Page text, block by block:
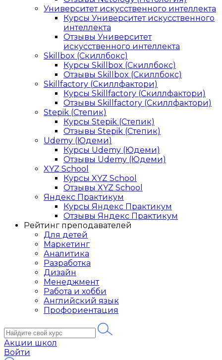
Университет искусственного интеллекта
Курсы Университет искусственного
интеллекта
Отзывы Университет
искусственного интеллекта
Skillbox (Скиллбокс)
Курсы Skillbox (Скиллбокс)
Отзывы Skillbox (Скиллбокс)
Skillfactory (Скиллфактори)
Курсы Skillfactory (Скиллфактори)
Отзывы Skillfactory (Скиллфактори)
Stepik (Степик)
Курсы Stepik (Степик)
Отзывы Stepik (Степик)
Udemy (Юдеми)
Курсы Udemy (Юдеми)
Отзывы Udemy (Юдеми)
XYZ School
Курсы XYZ School
Отзывы XYZ School
Яндекс Практикум
Курсы Яндекс Практикум
Отзывы Яндекс Практикум
Рейтинг преподавателей
Для детей
Маркетинг
Аналитика
Разработка
Дизайн
Менеджмент
Работа и хобби
Английский язык
Профориентация
Акции школ
Войти